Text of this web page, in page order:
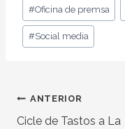
#Oficina de premsa
#Social media
Navegació
d'entrades
ANTERIOR
Cicle de Tastos a La